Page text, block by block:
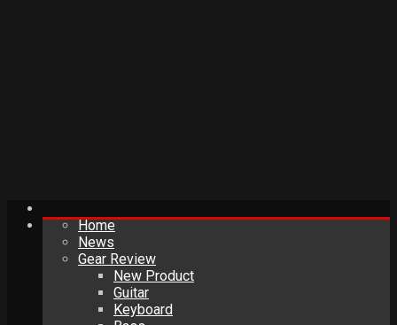
Home
News
Gear Review
New Product
Guitar
Keyboard